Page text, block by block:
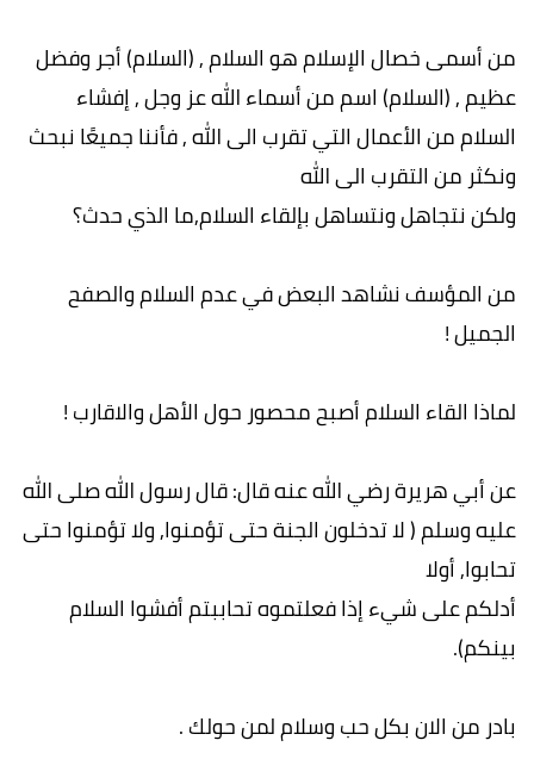
من أسمى خصال الإسلام هو السلام , (السلام) أجر وفضل
عظيم , (السلام) اسم من أسماء الله عز وجل , إفشاء
السلام من الأعمال التي تقرب الى الله , فأننا جميعًا نبحث
ونكثر من التقرب الى الله
ولكن نتجاهل ونتساهل بإلقاء السلام,ما الذي حدث؟
من المؤسف نشاهد البعض في عدم السلام والصفح
الجميل !
لماذا القاء السلام أصبح محصور حول الأهل والاقارب !
عن أبي هريرة رضي الله عنه قال: قال رسول الله صلى الله
عليه وسلم ( لا تدخلون الجنة حتى تؤمنوا, ولا تؤمنوا حتى
تحابوا, أولا
أدلكم على شيء إذا فعلتموه تحاببتم أفشوا السلام
بينكم).
بادر من الان بكل حب وسلام لمن حولك .